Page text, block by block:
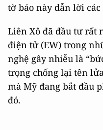
tờ báo này dẫn lời
Liên Xô đã đầu tư rất
điện tử (EW) trong
nghệ gây nhiễu là
trọng chống lại tên
mà Mỹ đang bắt đầu
đó.